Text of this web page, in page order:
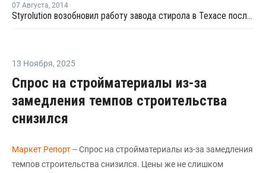
07 Августа, 2014
Styrolution возобновил работу завода стирола в Техасе после профилактики
13 Ноября, 2025
Спрос на стройматериалы из-за
замедления темпов строительства
снизился
Маркет Репорт-- Спрос на стройматериалы из-за замедления
темпов строительства снизился. Цены же не слишком